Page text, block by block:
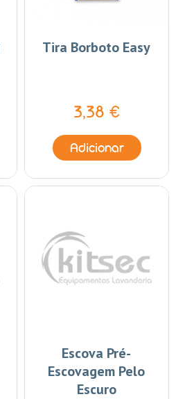
Tira Borboto Easy
3,38 €
Adicionar
Escova Pré-
Escovagem Pelo
Escuro